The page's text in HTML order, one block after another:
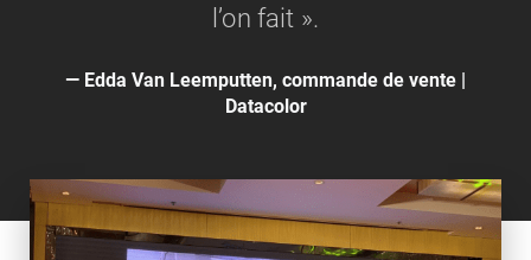
l’on fait ».
Edda Van Leemputten, commande de vente |
Datacolor